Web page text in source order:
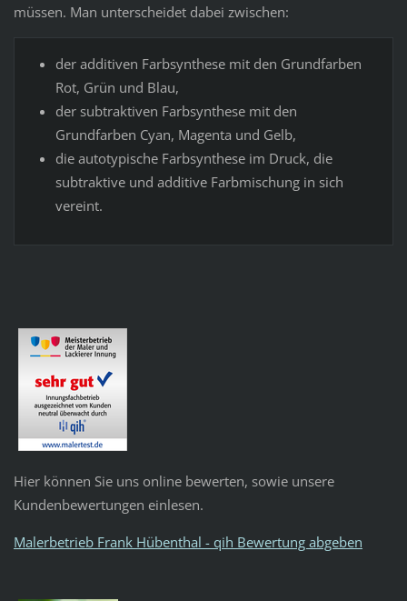
müssen. Man unterscheidet dabei zwischen:
der additiven Farbsynthese mit den Grundfarben
Rot, Grün und Blau,
der subtraktiven Farbsynthese mit den
Grundfarben Cyan, Magenta und Gelb,
die autotypische Farbsynthese im Druck, die
subtraktive und additive Farbmischung in sich
vereint.
Hier können Sie uns online bewerten, sowie unsere
Kundenbewertungen einlesen.
Malerbetrieb Frank Hübenthal - qih Bewertung abgeben